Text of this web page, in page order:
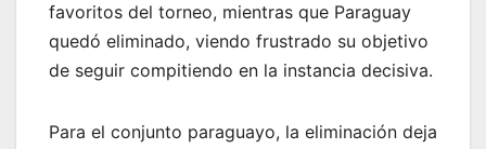
favoritos del torneo, mientras que Paraguay
quedó eliminado, viendo frustrado su objetivo
de seguir compitiendo en la instancia decisiva.
Para el conjunto paraguayo, la eliminación deja